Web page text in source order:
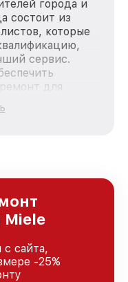
города и
состоит из
которые
сервис.
для
Miele, вне
Мы
Miele
сайта,
-25%